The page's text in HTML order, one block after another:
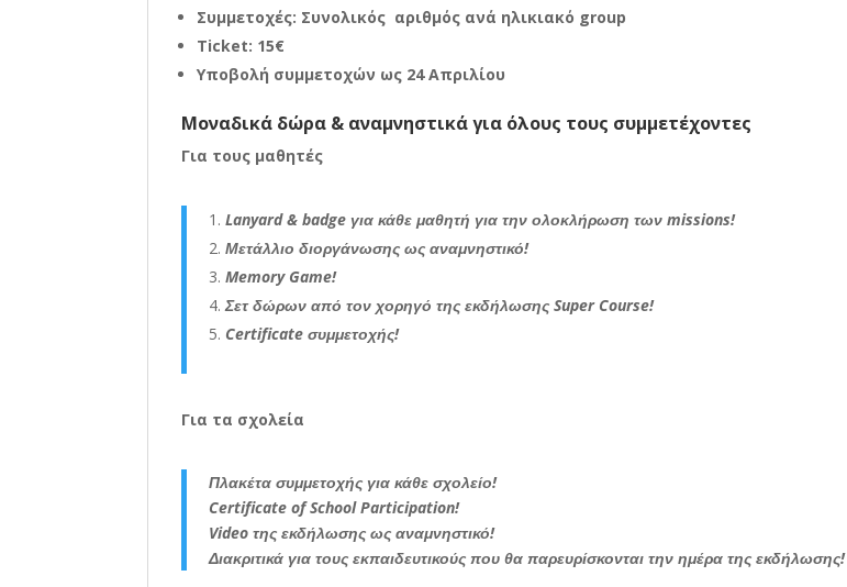
Συμμετοχές: Συνολικός αριθμός ανά ηλικιακό group
Ticket: 15€
Υποβολή συμμετοχών ως 24 Απριλίου
Μοναδικά δώρα & αναμνηστικά για όλους τους συμμετέχοντες
Για τους μαθητές
Lanyard & badge για κάθε μαθητή για την ολοκλήρωση των missions!
Μετάλλιο διοργάνωσης ως αναμνηστικό!
Memory Game!
Σετ δώρων από τον χορηγό της εκδήλωσης Super Course!
Certificate συμμετοχής!
Για τα σχολεία
Πλακέτα συμμετοχής για κάθε σχολείο!
Certificate of School Participation!
Video της εκδήλωσης ως αναμνηστικό!
Διακριτικά για τους εκπαιδευτικούς που θα παρευρίσκονται την ημέρα της εκδήλωσης!